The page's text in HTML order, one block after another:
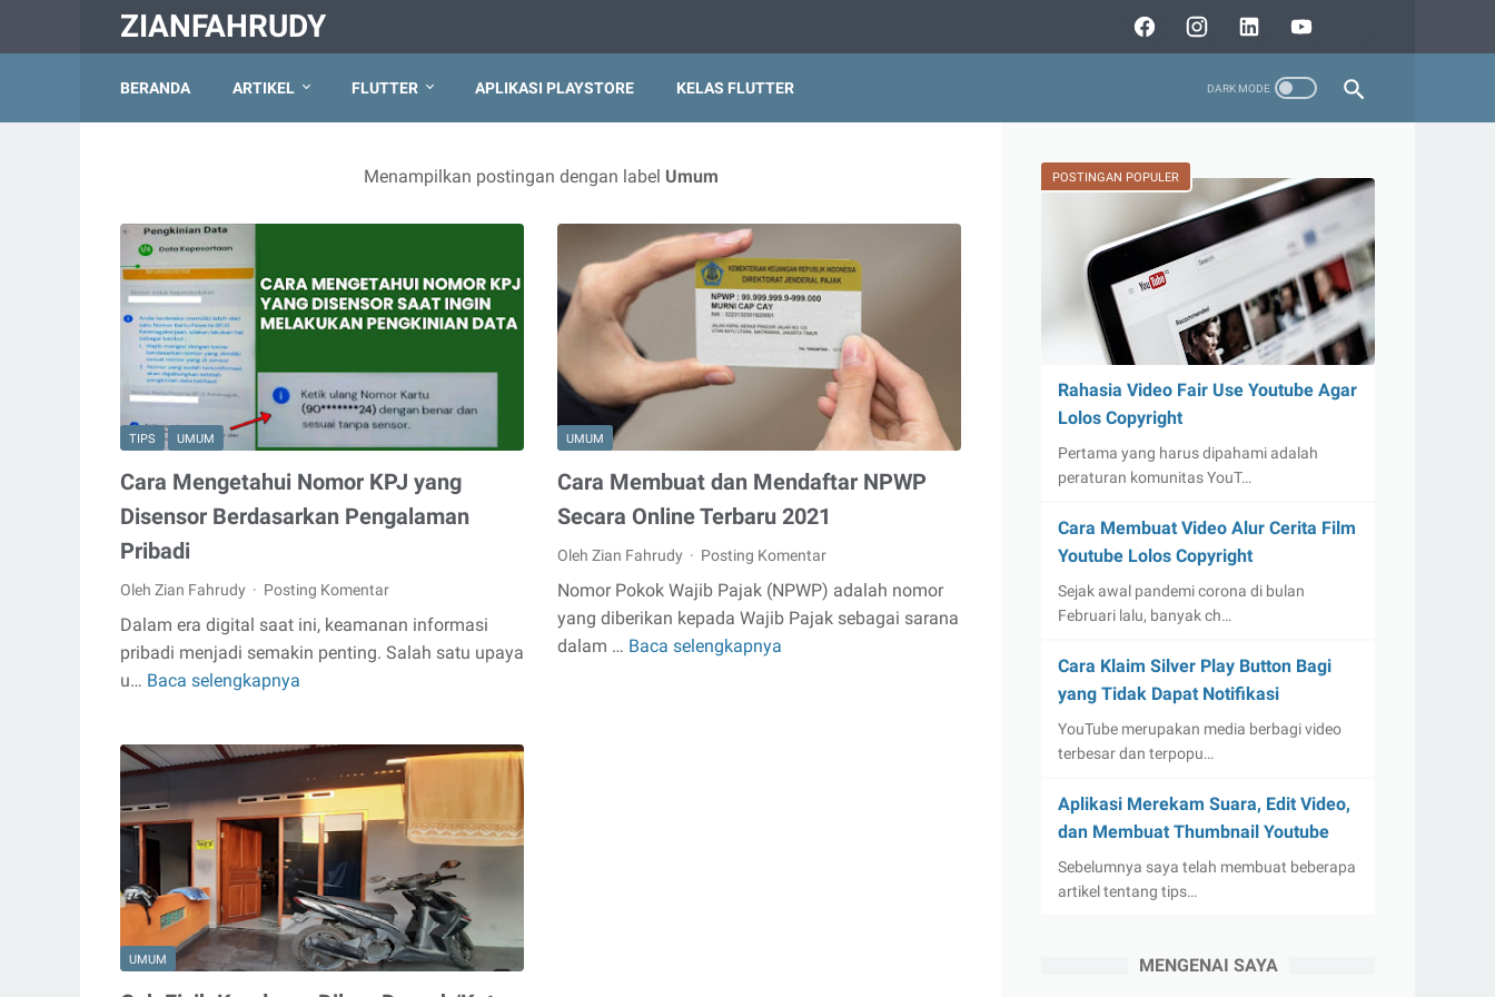
ZIANFAHRUDY
BERANDA ARTIKEL FLUTTER APLIKASI PLAYSTORE KELAS FLUTTER
Menampilkan postingan dengan label Umum
TIPS UMUM
Cara Mengetahui Nomor KPJ yang
Disensor Berdasarkan Pengalaman
Pribadi
Oleh Zian Fahrudy Posting Komentar
Dalam era digital saat ini, keamanan informasi
pribadi menjadi semakin penting. Salah satu upaya
u… Baca selengkapnya
Nomor
yang
Disensor
Berdasarkan
Pengalaman
Pribadi
UMUM
Cara Membuat dan Mendaftar NPWP
Secara Online Terbaru 2021
Oleh Zian Fahrudy Posting Komentar
Nomor Pokok Wajib Pajak (NPWP) adalah nomor
yang diberikan kepada Wajib Pajak sebagai sarana
dalam … Baca selengkapnya
UMUM
POSTINGAN POPULER
Rahasia Video Fair Use Youtube Agar
Lolos Copyright
Pertama yang harus dipahami adalah
peraturan komunitas YouT…
Cara Membuat Video Alur Cerita Film
Youtube Lolos Copyright
Sejak awal pandemi corona di bulan
Februari lalu, banyak ch…
Cara Klaim Silver Play Button Bagi
yang Tidak Dapat Notifikasi
YouTube merupakan media berbagi video
terbesar dan terpopu…
Aplikasi Merekam Suara, Edit Video,
dan Membuat Thumbnail Youtube
Sebelumnya saya telah membuat beberapa
artikel tentang tips…
MENGENAI SAYA